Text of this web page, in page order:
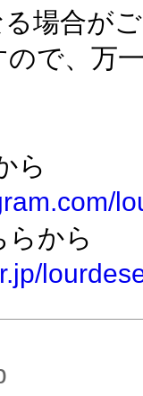
る場合が
で、万
ら
らから